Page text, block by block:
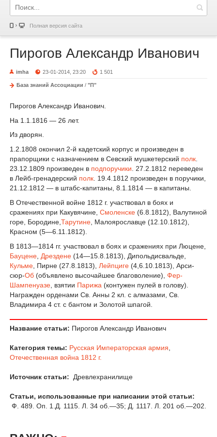
Полная версия сайта
Пирогов Александр Иванович
imha 23-01-2014, 23:20 1 501
База знаний Ассоциации / "П"
Пирогов Александр Иванович.
На 1.1.1816 — 26 лет.
Из дворян.
1.2.1808 окончил 2-й кадетский корпус и произведен в
прапорщики с назначением в Севский мушкетерский полк
23.12.1809 произ­веден в подпоручики . 27.2.1812 переведен
в Лейб-гренадерский полк . 19.4.1812 произведен в пору­чики,
21.12.1812 — в штабс-капитаны, 8.1.1814 — в капитаны.
В Отечественной войне 1812 г. участвовал в боях и
сражениях при Какувячине, Смоленске (6.8.1812), Валутиной
горе, Бородине, Тарутине , Малоярославце (12.10.1812),
Красном (5—6.11.1812).
В 1813—1814 гг. участвовал в боях и сражениях при Люцене,
Бауцене Дрездене (14—15.8.1813), Дипольдисвальде,
Кульме , Пирне (27.8.1813), Лейпциге (4,6.10.1813), Арси-
сюр-Об (объявлено вы­сочайшее благоволение), Фер-
Шампенуазе , взятии Парижа (контужен пулей в голову).
Награжден орденами Св. Анны 2 кл. с алмазами, Св.
Владимира 4 ст. с бантом и Золотой шпагой.
Название статьи: Пирогов Александр Иванович
Категория темы: Русская Императорская армия
Отечественная война 1812 г.
Источник статьи: Древлехранилище
Статьи, использованные при написании этой статьи:
Ф. 489. Оп. 1.Д. 1115. Л. 34 об.—35; Д. 1117. Л. 201 об.—202.